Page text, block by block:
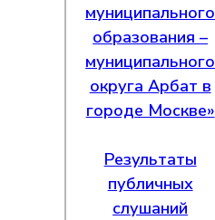
муниципального
образования –
муниципального
округа Арбат в
городе Москве»
Результаты
публичных
слушаний